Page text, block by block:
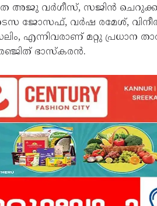
അജു വർഗീസ്, സജിൻ
ജോസഫ്, വർഷ രമേശ്, വിനീത്
എന്നിവരാണ് മറ്റു പ്രധാന
ഭാസ്കരൻ.